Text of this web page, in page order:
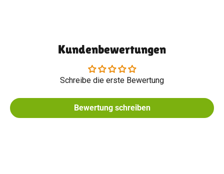
Kundenbewertungen
Schreibe die erste Bewertung
Bewertung schreiben